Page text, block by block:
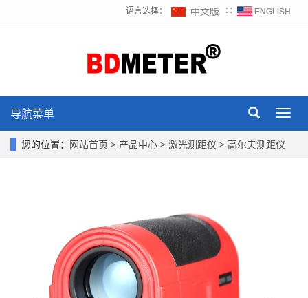
语言选择： ∷
导航菜单
您的位置： 网站首页 > 产品中心 > 激光测距仪 > 高尔夫测距仪